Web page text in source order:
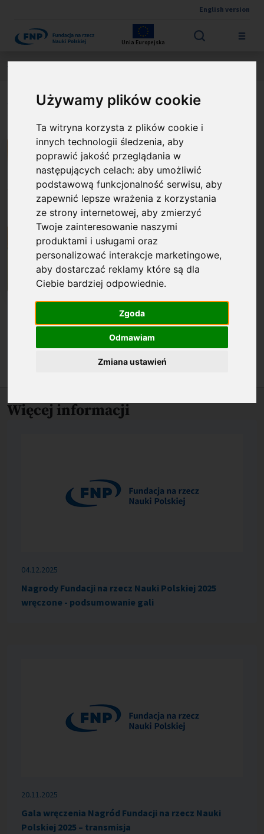
Używamy plików cookie
Ta witryna korzysta z plików cookie i
innych technologii śledzenia, aby
poprawić jakość przeglądania w
następujących celach:aby umożliwić
podstawową funkcjonalność serwisu,aby
zapewnić lepsze wrażenia z korzystania
ze strony internetowej,aby zmierzyć
Twoje zainteresowanie naszymi
produktami i usługami oraz
personalizować interakcje marketingowe,
aby dostarczać reklamy które są dla
Ciebie bardziej odpowiednie.
Zgoda
Odmawiam
Zmiana ustawień
English version
Unia Europejska
prof. Jan Kozłowski
Więcej informacji
04.12.2025
Nagrody Fundacji na rzecz Nauki Polskiej 2025
wręczone - podsumowanie gali
20.11.2025
Gala wręczenia Nagród Fundacji na rzecz Nauki
Polskiej 2025 – transmisja